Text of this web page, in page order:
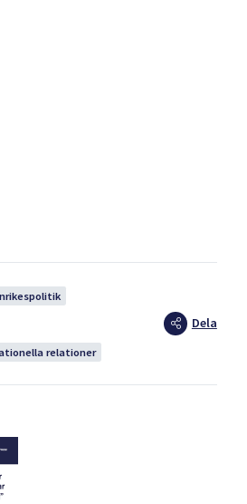
relationer
Dela